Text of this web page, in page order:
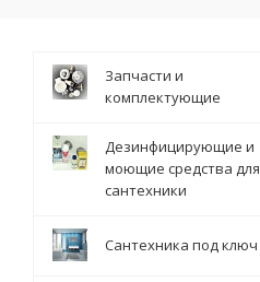
Запчасти и
комплектующие
Дезинфицирующие и
моющие средства для
сантехники
Сантехника под ключ